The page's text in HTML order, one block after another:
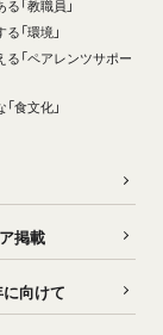
「教職員」
「環境」
る「ペアレンツサポー
食文化」
掲載
向けて